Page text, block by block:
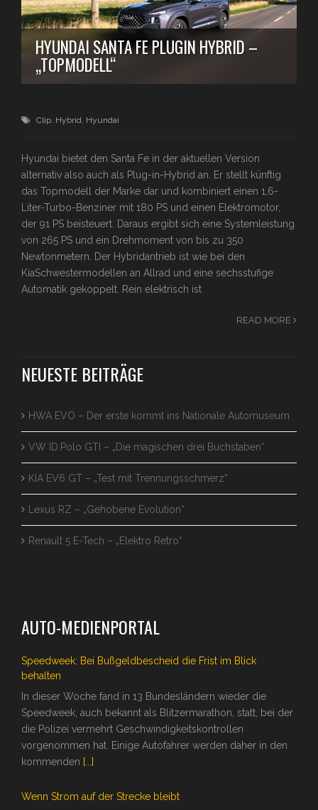
HYUNDAI SANTA FE PLUGIN HYBRID –
„TOPMODELL“
Clip Hybrid Hyundai
Hyundai bietet den Santa Fe in der aktuellen Version
alternativ also auch als Plug-in-Hybrid an. Er stellt künftig
das Topmodell der Marke dar und kombiniert einen 1,6-
Liter-Turbo-Benziner mit 180 PS und einen Elektromotor,
der 91 PS beisteuert. Daraus ergibt sich eine Systemleistung
von 265 PS und ein Drehmoment von bis zu 350
Newtonmetern. Der Hybridantrieb ist wie bei den
KiaSchwestermodellen an Allrad und eine sechsstufige
Automatik gekoppelt. Rein elektrisch ist
READ MORE
NEUESTE BEITRÄGE
HWA EVO – Der erste kommt ins Nationale Automuseum
VW ID.Polo GTI – „Die magischen drei Buchstaben“
KIA EV6 GT – „Test mit Trennungsschmerz“
Lexus RZ – „Gehobene Evolution“
Renault 5 E-Tech – „Elektro Retro“
AUTO-MEDIENPORTAL
Speedweek: Bei Bußgeldbescheid die Frist im Blick
behalten
In dieser Woche fand in 13 Bundesländern wieder die
Speedweek, auch bekannt als Blitzermarathon, statt, bei der
die Polizei vermehrt Geschwindigkeitskontrollen
vorgenommen hat. Einige Autofahrer werden daher in den
kommenden [...]
Wenn Strom auf der Strecke bleibt